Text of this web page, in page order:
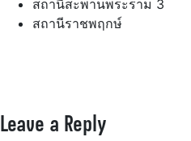
สถานีสะพานพระราม 3
สถานีราชพฤกษ์
Leave a Reply